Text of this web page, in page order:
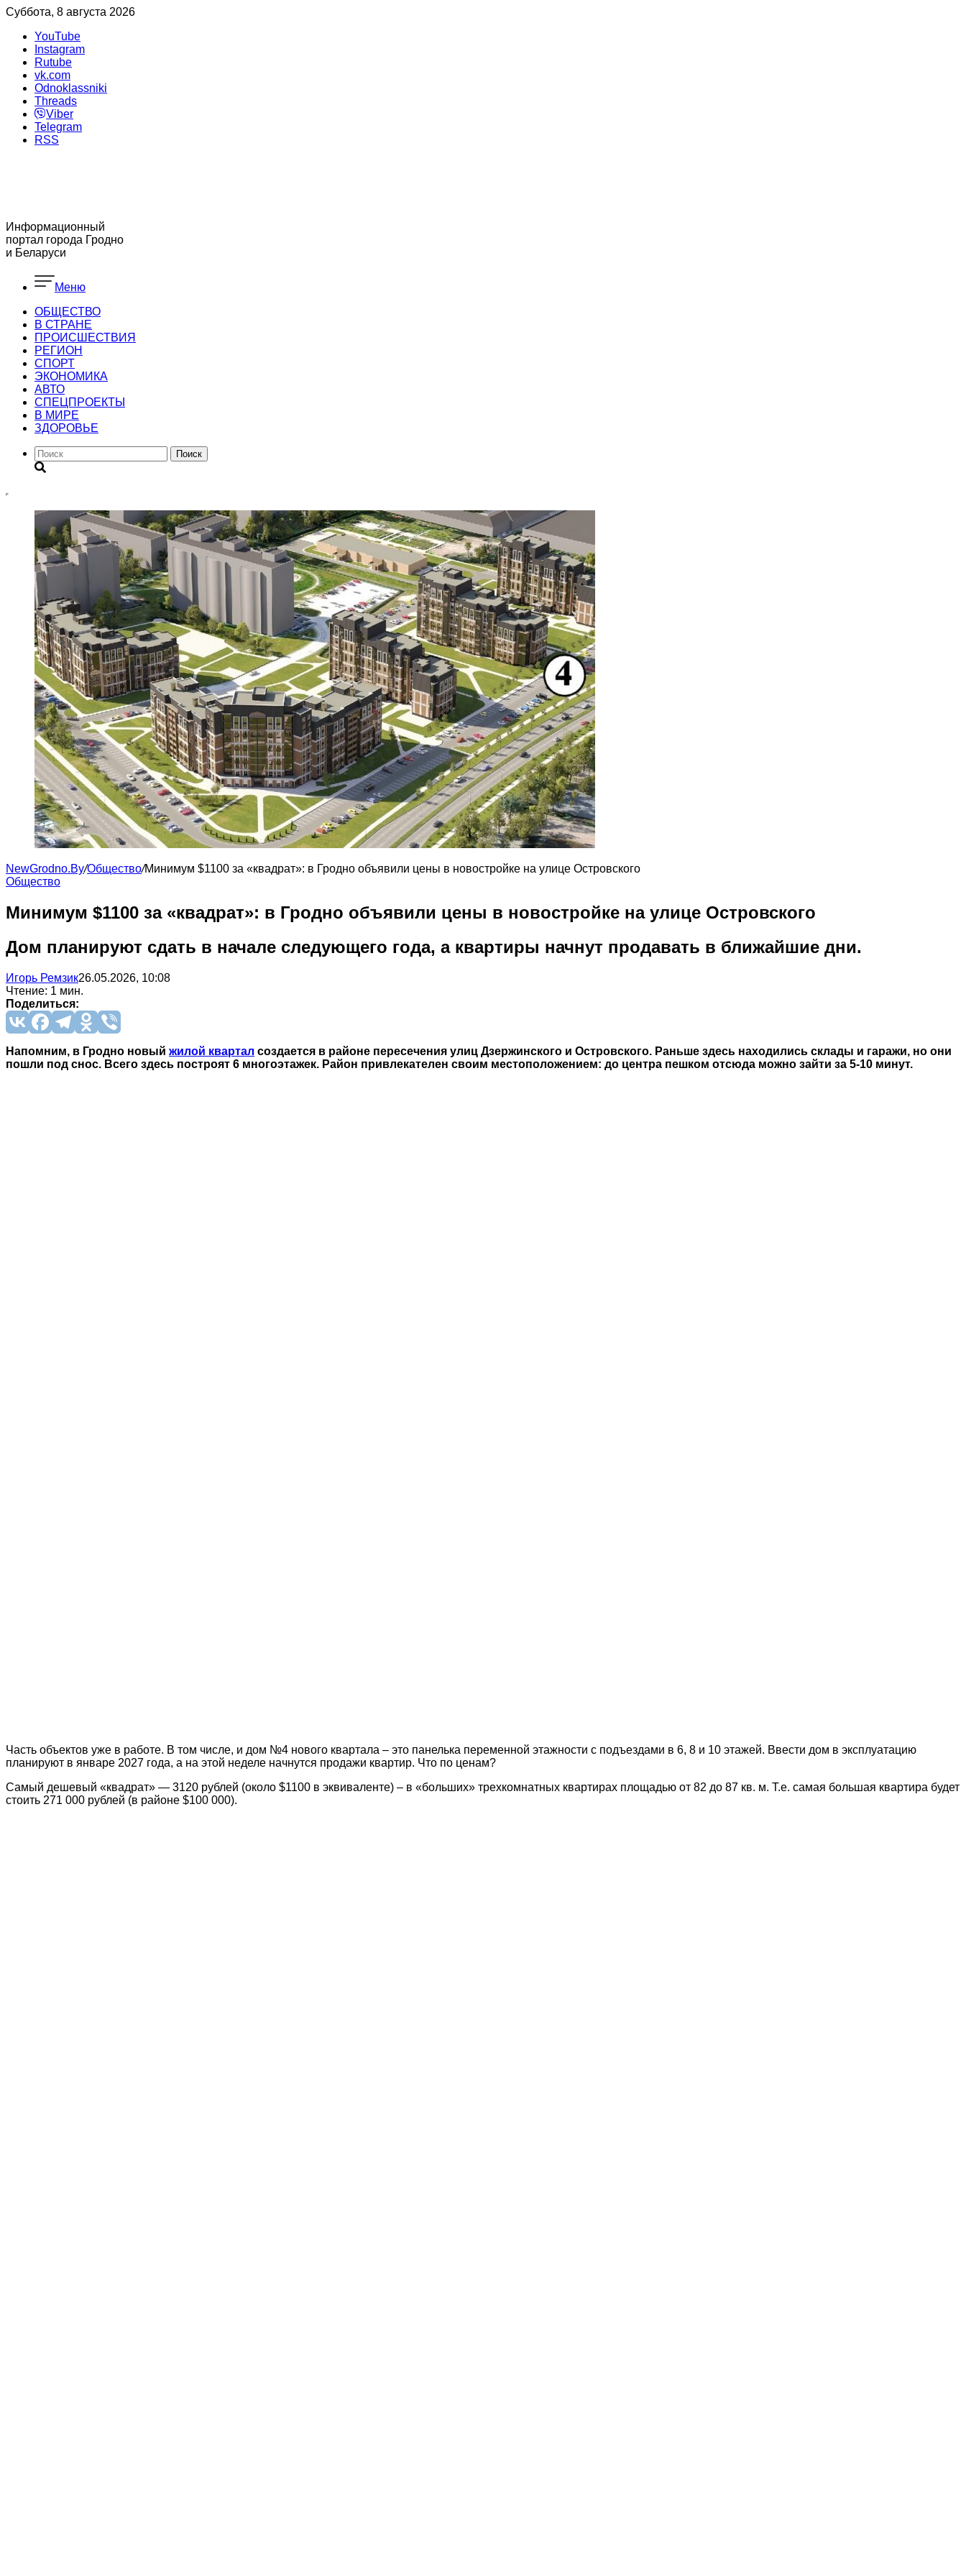
Суббота, 8 августа 2026
YouTube
Instagram
Rutube
vk.com
Odnoklassniki
Threads
Viber
Telegram
RSS
Информационный
портал города Гродно
и Беларуси
Меню
ОБЩЕСТВО
В СТРАНЕ
ПРОИСШЕСТВИЯ
РЕГИОН
CПОРТ
ЭКОНОМИКА
АВТО
СПЕЦПРОЕКТЫ
В МИРЕ
ЗДОРОВЬЕ
Поиск
NewGrodno.By/Общество/Минимум $1100 за «квадрат»: в Гродно объявили цены в новостройке на улице Островского
Общество
Минимум $1100 за «квадрат»: в Гродно объявили цены в новостройке на улице Островского
Дом планируют сдать в начале следующего года, а квартиры начнут продавать в ближайшие дни.
Игорь Ремзик26.05.2026, 10:08
Чтение: 1 мин.
Поделиться:
Напомним, в Гродно новый жилой квартал создается в районе пересечения улиц Дзержинского и Островского. Раньше здесь находились склады и гаражи, но они
пошли под снос. Всего здесь построят 6 многоэтажек. Район привлекателен своим местоположением: до центра пешком отсюда можно зайти за 5-10 минут.
Часть объектов уже в работе. В том числе, и дом №4 нового квартала – это панелька переменной этажности с подъездами в 6, 8 и 10 этажей. Ввести дом в эксплуатацию
планируют в январе 2027 года, а на этой неделе начнутся продажи квартир. Что по ценам?
Самый дешевый «квадрат» — 3120 рублей (около $1100 в эквиваленте) – в «больших» трехкомнатных квартирах площадью от 82 до 87 кв. м. Т.е. самая большая квартира будет
стоить 271 000 рублей (в районе $100 000).